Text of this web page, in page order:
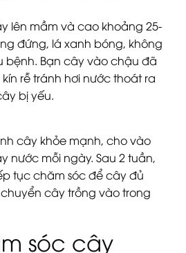
lên mầm và cao khoảng 25-
đứng, lá xanh bóng, không
bệnh. Bạn cây vào chậu đã
rễ tránh hơi nước thoát ra
bị yếu.
cây khỏe mạnh, cho vào
nước mỗi ngày. Sau 2 tuần,
tục chăm sóc để cây đủ
cây trồng vào trong
sóc cây